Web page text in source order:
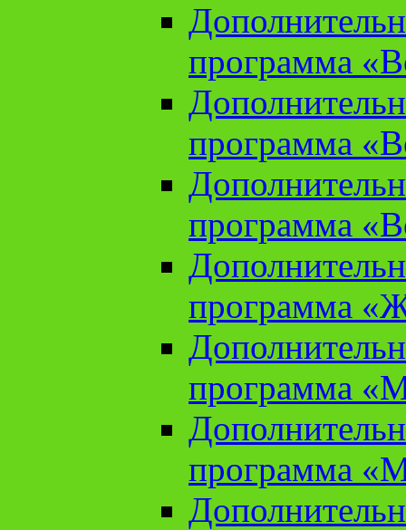
программа
программа
программа
программа
программа
программа